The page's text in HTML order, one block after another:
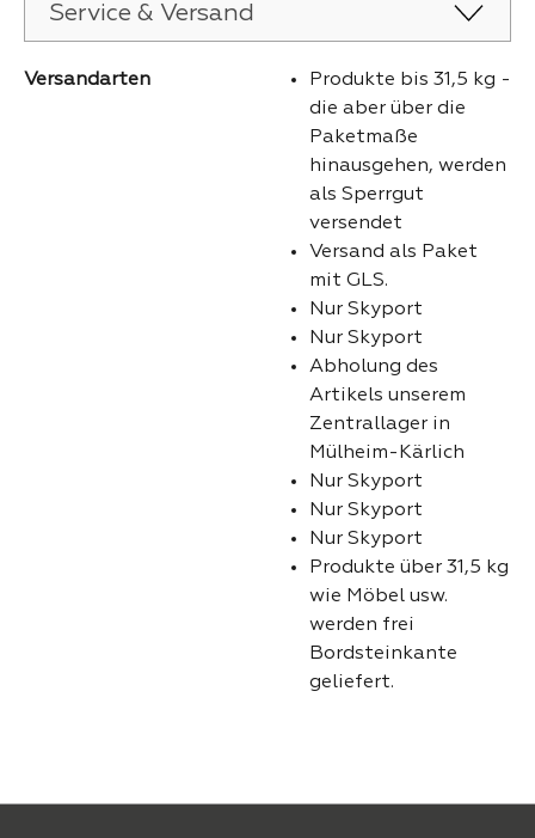
Service & Versand
Versandarten
Produkte bis 31,5 kg -
die aber über die
Paketmaße
hinausgehen, werden
als Sperrgut
versendet
Versand als Paket
mit GLS.
Nur Skyport
Nur Skyport
Abholung des
Artikels unserem
Zentrallager in
Mülheim-Kärlich
Nur Skyport
Nur Skyport
Nur Skyport
Produkte über 31,5 kg
wie Möbel usw.
werden frei
Bordsteinkante
geliefert.